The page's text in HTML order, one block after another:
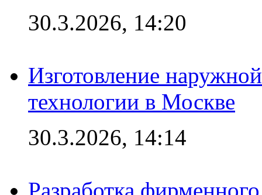
30.3.2026, 14:20
Изготовление
технологии в Москве
30.3.2026, 14:14
Разработка